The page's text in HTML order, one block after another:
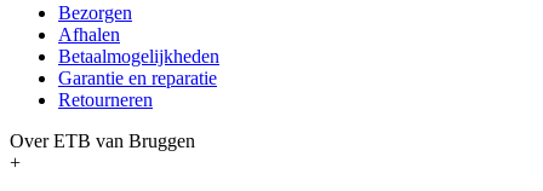
Bezorgen
Afhalen
Betaalmogelijkheden
Garantie en reparatie
Retourneren
Over ETB van Bruggen
+